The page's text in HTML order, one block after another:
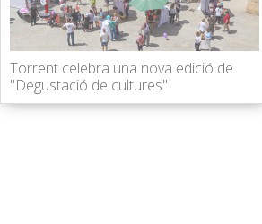
Torrent celebra una nova edició de
"Degustació de cultures"